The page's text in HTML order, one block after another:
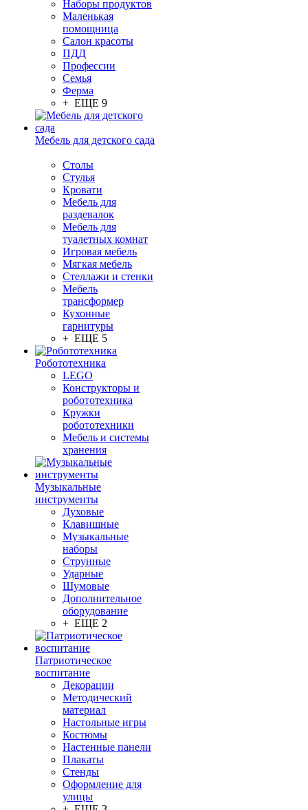
Наборы продуктов
Маленькая
помощница
Салон красоты
ПДД
Профессии
Семья
Ферма
+ ЕЩЕ 9
Мебель для детского сада
Столы
Cтулья
Кровати
Мебель для
раздевалок
Мебель для
туалетных комнат
Игровая мебель
Мягкая мебель
Стеллажи и стенки
Мебель
трансформер
Кухонные
гарнитуры
+ ЕЩЕ 5
Робототехника
LEGO
Конструкторы и
робототехника
Кружки
робототехники
Мебель и системы
хранения
Музыкальные
инструменты
Духовые
Клавишные
Музыкальные
наборы
Струнные
Ударные
Шумовые
Дополнительное
оборудование
+ ЕЩЕ 2
Патриотическое
воспитание
Декорации
Методический
материал
Настольные игры
Костюмы
Настенные панели
Плакаты
Стенды
Оформление для
улицы